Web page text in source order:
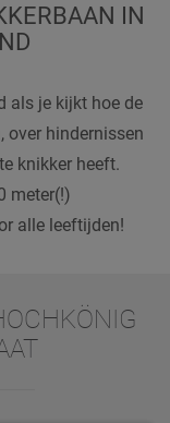
IN
als je kijkt hoe de
over hindernissen
knikker heeft.
meter(!)
alle leeftijden!